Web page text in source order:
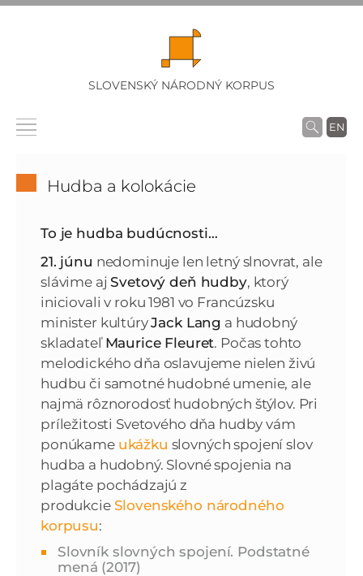
SLOVENSKÝ NÁRODNÝ KORPUS
EN
Hudba a kolokácie
To je hudba budúcnosti…
21. júnu nedominuje len letný slnovrat, ale
slávime ajSvetový deň hudby, ktorý
iniciovali v roku 1981 vo Francúzsku
minister kultúryJack Lang a hudobný
skladateľ Maurice Fleuret. Počas tohto
melodického dňa oslavujeme nielen živú
hudbu či samotné hudobné umenie, ale
najmä rôznorodosť hudobných štýlov. Pri
príležitosti Svetového dňa hudby vám
ponúkame ukážku slovných spojení slov
hudba a hudobný. Slovné spojenia na
plagáte pochádzajú z
produkcie Slovenského národného
korpusu:
Slovník slovných spojení. Podstatné
mená (2017)